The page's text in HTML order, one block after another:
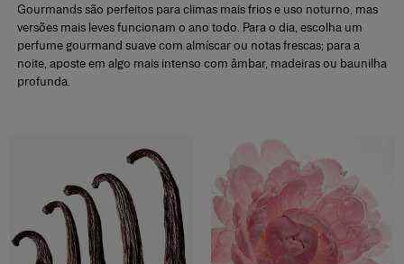
Gourmands são perfeitos paraclimas mais friose uso noturno, mas
versões mais leves funcionam o ano todo. Para o dia, escolha um
perfume gourmand suavecom almíscar ou notas frescas; para a
noite, aposte em algo mais intenso com âmbar, madeiras ou baunilha
profunda.